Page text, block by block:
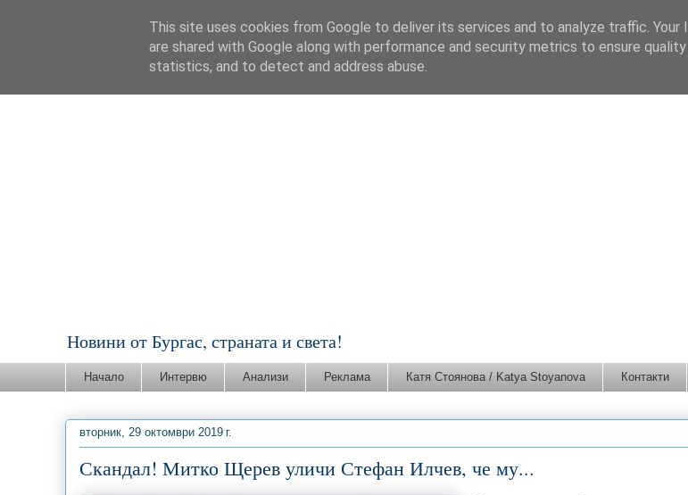
Новини от Бургас, страната и света!
Начало Интервю Анализи Реклама Катя Стоянова / Katya Stoyanova Контакти
вторник, 29 октомври 2019 г.
Скандал! Митко Щерев уличи Стефан Илчев, че му...
This site uses cookies from Google to deliver its services and to analyze traffic. Your
are shared with Google along with performance and security metrics to ensure
statistics, and to detect and address abuse.